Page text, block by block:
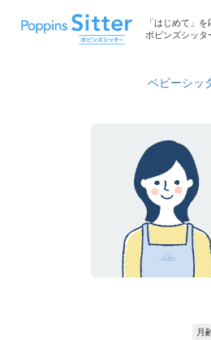
「はじめて」を
ポピンズシッタ
ベビーシッ
月